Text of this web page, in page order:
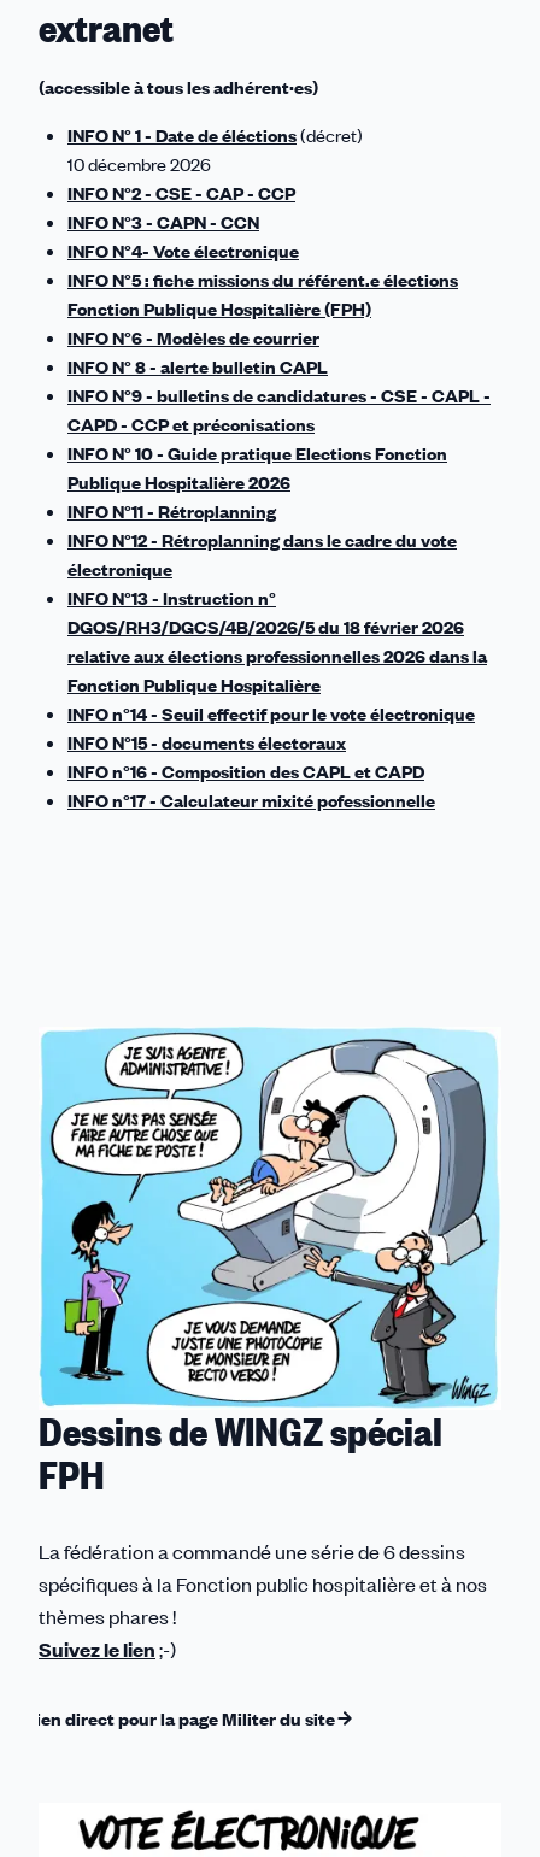
extranet
(accessible à tous les adhérent·es)
INFO N° 1 - Date de éléctions(décret)
10 décembre 2026
INFO N°2 - CSE - CAP - CCP
INFO N°3 - CAPN - CCN
INFO N°4- Vote électronique
INFO N°5 : fiche missions du référent.e élections
Fonction Publique Hospitalière (FPH)
INFO N°6 - Modèles de courrier
INFO N° 8 - alerte bulletin CAPL
INFO N°9 - bulletins de candidatures - CSE - CAPL -
CAPD - CCP et préconisations
INFO N° 10 - Guide pratique Elections Fonction
Publique Hospitalière 2026
INFO N°11 - Rétroplanning
INFO N°12 - Rétroplanning dans le cadre du vote
électronique
INFO N°13 - Instruction n°
DGOS/RH3/DGCS/4B/2026/5 du 18 février 2026
relative aux élections professionnelles 2026 dans la
Fonction Publique Hospitalière
INFO n°14 - Seuil effectif pour le vote électronique
INFO N°15 - documents électoraux
INFO n°16 - Composition des CAPL et CAPD
INFO n°17 - Calculateur mixité pofessionnelle
Dessins de WINGZ spécial
FPH
La fédération a commandé une série de 6 dessins
spécifiques à la Fonction public hospitalière et à nos
thèmes phares !
Suivez le lien;-)
lien direct pour la page Militer du site